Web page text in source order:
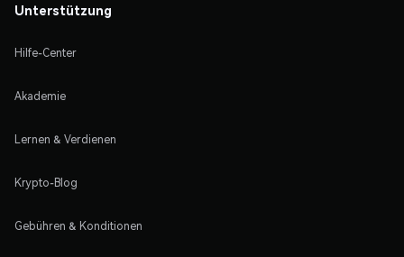
Unterstützung
Hilfe-Center
Akademie
Lernen & Verdienen
Krypto-Blog
Gebühren & Konditionen